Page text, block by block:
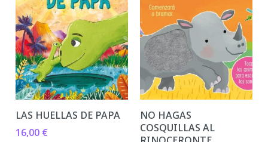
LAS HUELLAS DE PAPA
16,00 €
NO HAGAS
COSQUILLAS AL